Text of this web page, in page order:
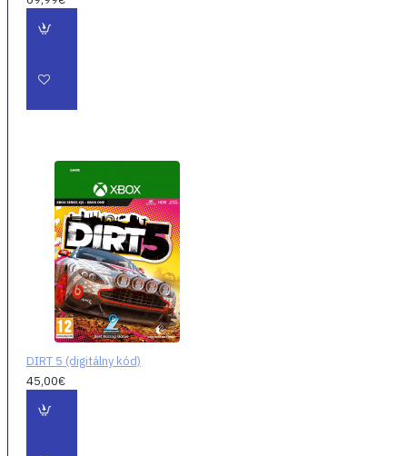
volant rozmanitej a
zaujímavej súpisky
áut. Dobývajte ten
najdrsnejší terén
vďaka húževnatým
strojom, vydajte sa v
ikonických
pretekárskych
autách na nové
miesta alebo si užite
brzdový výkon 900
DIRT 5 (digitálny kód)
45,00€